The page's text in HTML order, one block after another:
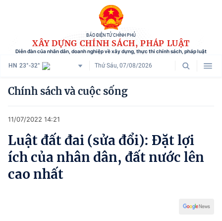
BÁO ĐIỆN TỬ CHÍNH PHỦ
XÂY DỰNG CHÍNH SÁCH, PHÁP LUẬT
Diễn đàn của nhân dân, doanh nghiệp về xây dựng, thực thi chính sách, pháp luật
HN 23°-32° Thứ Sáu, 07/08/2026
Danh mục
Tham vấn chính sách
Người dân góp ý
Chính sách và cuộc sống
11/07/2022 14:21
Luật đất đai (sửa đổi): Đặt lợi
ích của nhân dân, đất nước lên
cao nhất